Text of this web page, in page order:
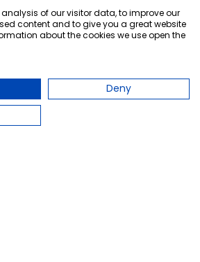
of our visitor data, to improve our
content and to give you a great website
about the cookies we use open the
Deny